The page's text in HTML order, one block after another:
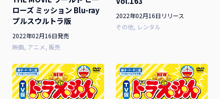
ローズ ミッション Blu-ray
プルスウルトラ版
2022年02月16日発売
映画 アニメ 販売
2022年02月16日リリース
その他
レンタル